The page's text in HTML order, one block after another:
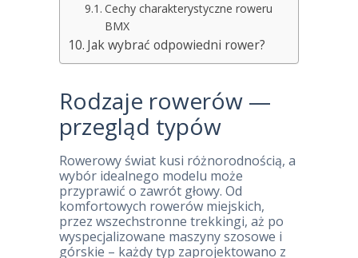
Cechy charakterystyczne roweru
BMX
Jak wybrać odpowiedni rower?
Rodzaje rowerów —
przegląd typów
Rowerowy świat kusi różnorodnością, a
wybór idealnego modelu może
przyprawić o zawrót głowy. Od
komfortowych rowerów miejskich,
przez wszechstronne trekkingi, aż po
wyspecjalizowane maszyny szosowe i
górskie – każdy typ zaprojektowano z